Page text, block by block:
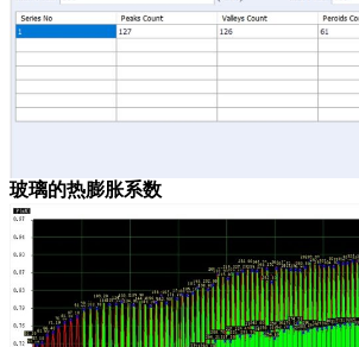
玻璃的热膨胀系数